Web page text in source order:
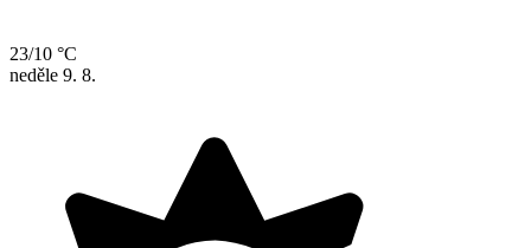
23/10 °C
neděle 9. 8.